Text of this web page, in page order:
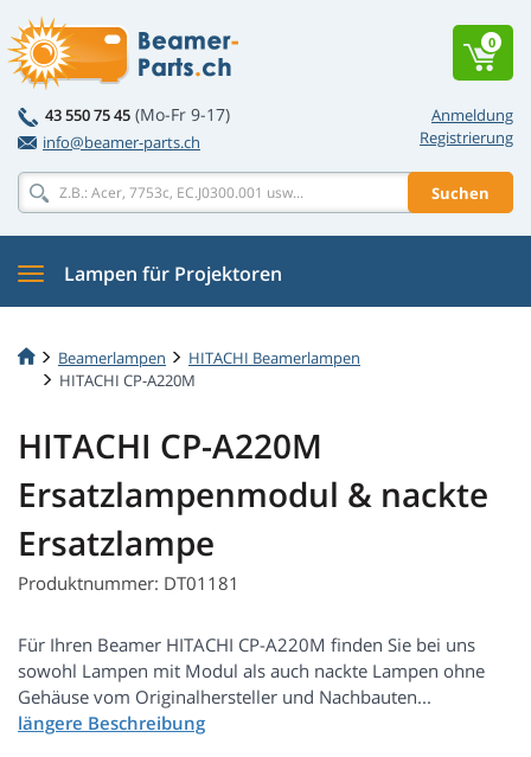
Anmeldung
Registrierung
43 550 75 45 (Mo-Fr 9-17)
info@beamer-parts.ch
Suchen
0
Lampen für Projektoren
Beamerlampen
HITACHI Beamerlampen
HITACHI CP-A220M
HITACHI CP-A220M
Ersatzlampenmodul & nackte
Ersatzlampe
Produktnummer: DT01181
Für Ihren Beamer HITACHI CP-A220M finden Sie bei uns
sowohl Lampen mit Modul als auch nackte Lampen ohne
Gehäuse vom Originalhersteller und Nachbauten...